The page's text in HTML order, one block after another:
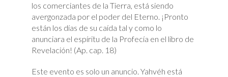
los comerciantes de la Tierra, está siendo
avergonzada por el poder del Eterno. ¡Pronto
están los días de su caída tal y como lo
anunciara el espíritu de la Profecía en el libro de
Revelación! (Ap. cap. 18)
Este evento es solo un anuncio. Yahvéh está